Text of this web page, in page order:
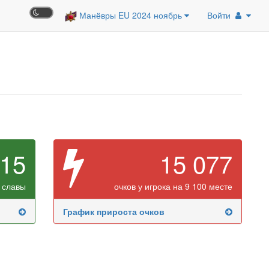
Манёвры EU 2024 ноябрь Войти
15 077
очков у игрока на 9 100 месте
График прироста очков